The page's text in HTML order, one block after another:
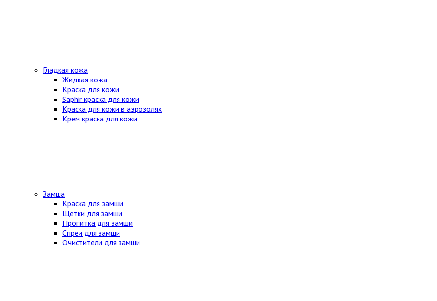
Гладкая кожа
Жидкая кожа
Краска для кожи
Saphir краска для кожи
Краска для кожи в аэрозолях
Крем краска для кожи
Замша
Краска для замши
Щетки для замши
Пропитка для замши
Спреи для замши
Очистители для замши